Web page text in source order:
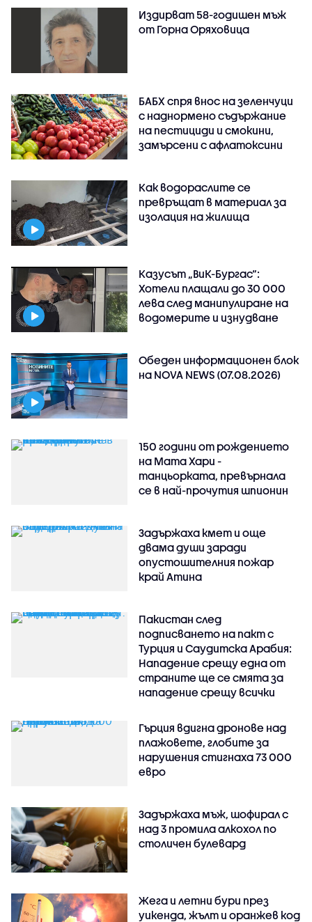
Издирват 58-годишен мъж
от Горна Оряховица
БАБХ спря внос на зеленчуци
с наднормено съдържание
на пестициди и смокини,
замърсени с афлатоксини
Как водораслите се
превръщат в материал за
изолация на жилища
Казусът „ВиК-Бургас“:
Хотели плащали до 30 000
лева след манипулиране на
водомерите и изнудване
Обеден информационен блок
на NOVA NEWS (07.08.2026)
150 години от рождението
на Мата Хари -
танцьорката, превърнала
се в най-прочутия шпионин
Задържаха кмет и още
двама души заради
опустошителния пожар
край Атина
Пакистан след
подписването на пакт с
Турция и Саудитска Арабия:
Нападение срещу една от
страните ще се смята за
нападение срещу всички
Гърция вдигна дронове над
плажовете, глобите за
нарушения стигнаха 73 000
евро
Задържаха мъж, шофирал с
над 3 промила алкохол по
столичен булевард
Жега и летни бури през
уикенда, жълт и оранжев код